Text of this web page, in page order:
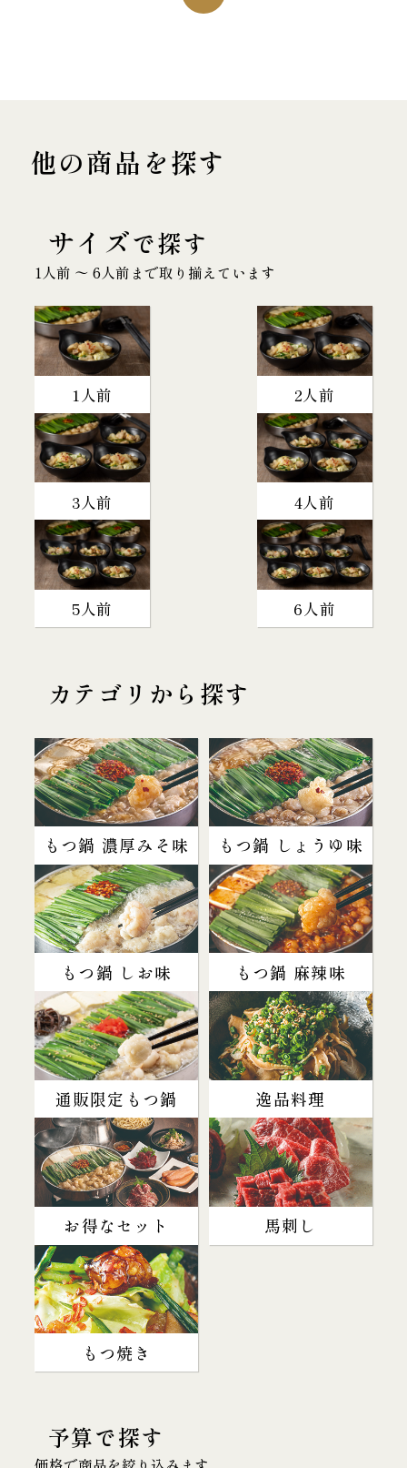
他の商品を探す
サイズで探す
1人前 〜 6人前まで取り揃えています
1人前 2人前
3人前 4人前
5人前 6人前
カテゴリから探す
もつ鍋 濃厚みそ味 もつ鍋 しょうゆ味
もつ鍋 しお味 もつ鍋 麻辣味
通販限定もつ鍋 逸品料理
お得なセット 馬刺し
もつ焼き
予算で探す